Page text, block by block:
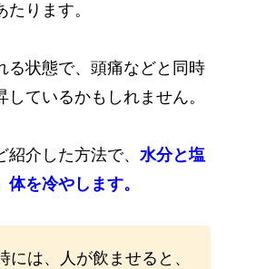
たります。
る状態で、頭痛などと同時
しているかもしれません。
紹介した方法で、 水分と塩
を冷やします。
には、人が飲ませると、